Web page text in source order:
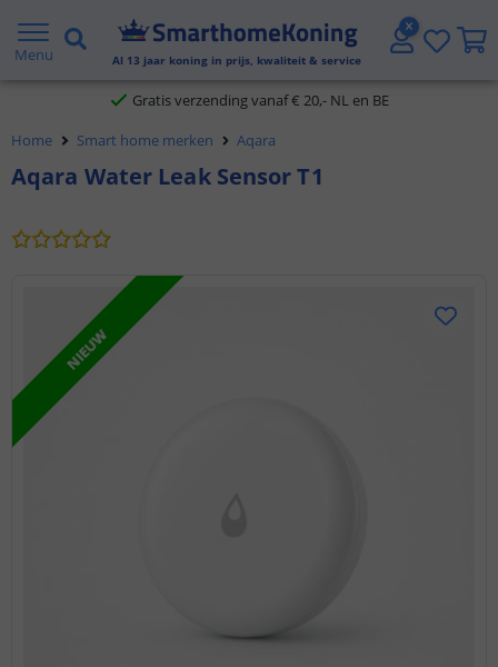
Menu Al 13 jaar koning in prijs, kwaliteit & service
2 jaar garantie
Gratis verzending vanaf € 20,- NL en BE
Klantbeoordeling 9.1
Home Smart home merken Aqara
Aqara Water Leak Sensor T1
NIEUW